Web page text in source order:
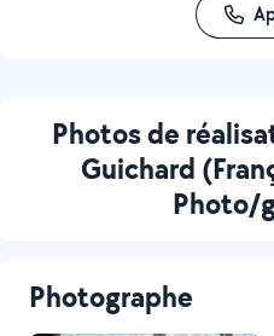
Photos de
Guichard
Photo/
Photographe